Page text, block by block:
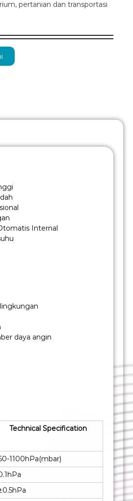
pertanian dan transportasi
Internal
daya angin
Technical Specification
1100hPa(mbar)